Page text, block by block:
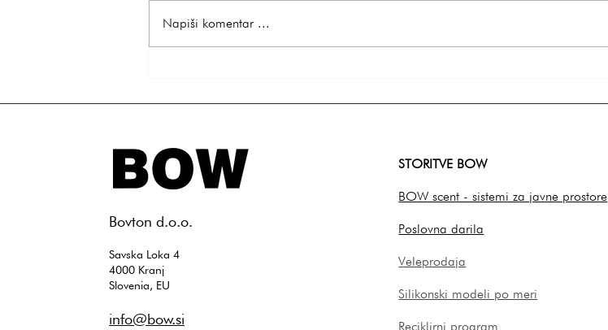
posebnim
Napiši komentar ...
​Bovton d.o.o.
Savska Loka 4
4000 Kranj
Slovenia, EU
info@bow.si
STORITVE BOW
BOW scent - sistemi za javne prostore
Poslovna darila
Veleprodaja
Silikonski modeli po meri
Reciklirni program